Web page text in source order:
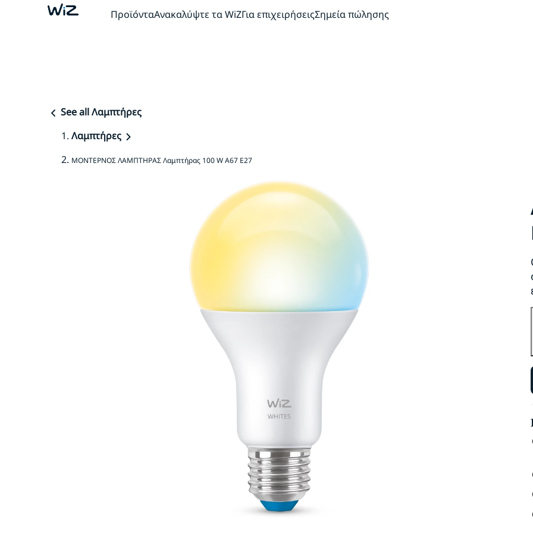
ΠροϊόνταΑνακαλύψτε τα WiZΓια επιχειρήσειςΣημεία πώλησης
See all Λαμπτήρες
Λαμπτήρες
ΜΟΝΤΕΡΝΟΣ ΛΑΜΠΤΗΡΑΣ Λαμπτήρας 100 W A67 E27